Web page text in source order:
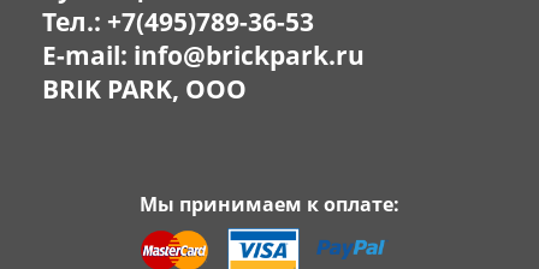
Тел.: +7(495)789-36-53
E-mail: info@brickpark.ru
BRIK PARK, OOO
Мы принимаем к оплате: